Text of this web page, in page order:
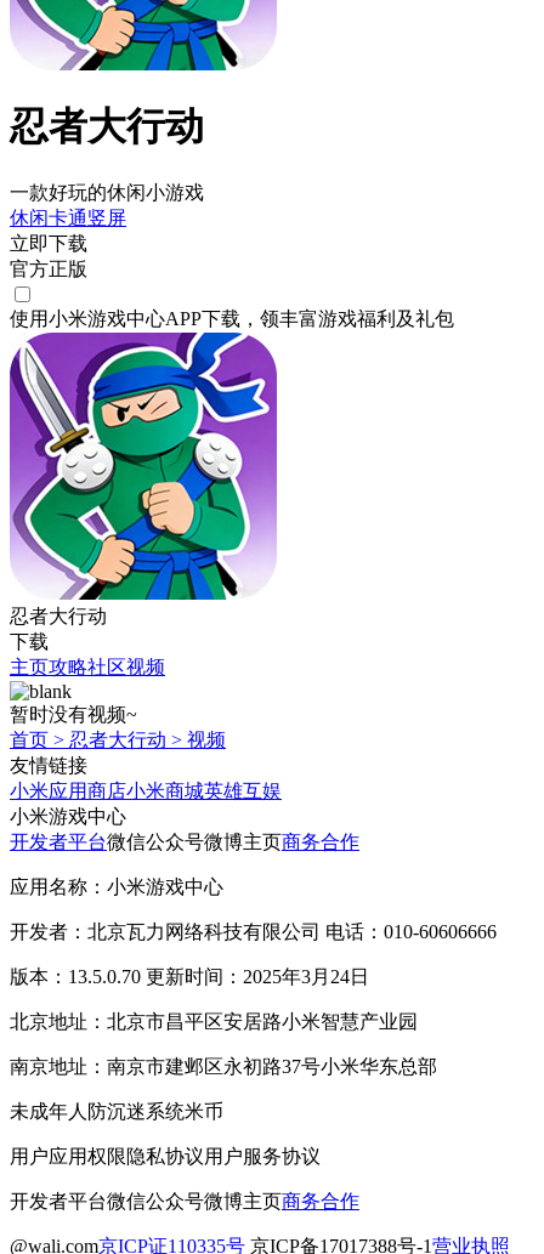
忍者大行动
一款好玩的休闲小游戏
休闲卡通竖屏
立即下载
官方正版
使用小米游戏中心APP下载 ，领丰富游戏福利 及礼包
忍者大行动
下载
主页攻略社区视频
暂时没有视频~
首页 > 忍者大行动 > 视频
友情链接
小米应用商店小米商城英雄互娱
小米游戏中心
开发者平台微信公众号微博主页商务合作
应用名称：小米游戏中心
开发者：北京瓦力网络科技有限公司 电话：010-60606666
版本：13.5.0.70 更新时间：2025年3月24日
北京地址：北京市昌平区安居路小米智慧产业园
南京地址：南京市建邺区永初路37号小米华东总部
未成年人防沉迷系统米币
用户应用权限隐私协议用户服务协议
开发者平台微信公众号微博主页商务合作
@wali.com京ICP证110335号 京ICP备17017388号-1营业执照